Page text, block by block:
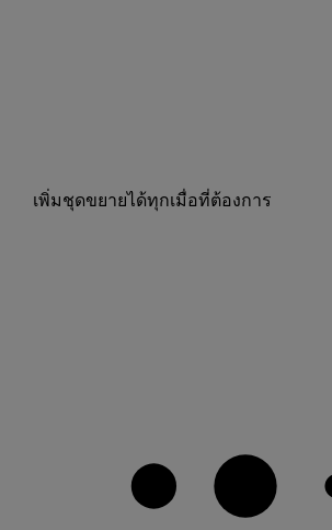
เพิ่มชุดขยายได้ทุกเมื่อที่ต้องการ